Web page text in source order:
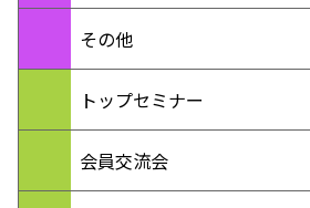
その他
トップセミナー
会員交流会